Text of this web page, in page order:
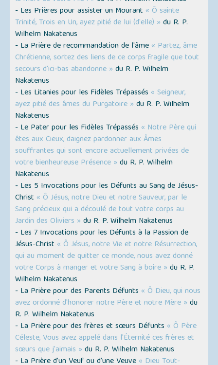
- Les Prières pour assister un Mourant « Ô sainte
Trinité, Trois en Un, ayez pitié de lui (d'elle) » du R. P.
Wilhelm Nakatenus
- La Prière de recommandation de l'âme « Partez, âme
Chrétienne, sortez des liens de ce corps fragile que tout
secours d'ici-bas abandonne » du R. P. Wilhelm
Nakatenus
- Les Litanies pour les Fidèles Trépassés « Seigneur,
ayez pitié des âmes du Purgatoire » du R. P. Wilhelm
Nakatenus
- Le Pater pour les Fidèles Trépassés « Notre Père qui
êtes aux Cieux, daignez pardonner aux Âmes
souffrantes qui sont encore actuellement privées de
votre bienheureuse Présence » du R. P. Wilhelm
Nakatenus
- Les 5 Invocations pour les Défunts au Sang de Jésus-
Christ « Ô Jésus, notre Dieu et notre Sauveur, par le
Sang précieux qui a découlé de tout votre corps au
Jardin des Oliviers » du R. P. Wilhelm Nakatenus
- Les 7 Invocations pour les Défunts à la Passion de
Jésus-Christ « Ô Jésus, notre Vie et notre Résurrection,
qui au moment de quitter ce monde, nous avez donné
votre Corps à manger et votre Sang à boire » du R. P.
Wilhelm Nakatenus
- La Prière pour des Parents Défunts « Ô Dieu, qui nous
avez ordonné d'honorer notre Père et notre Mère » du
R. P. Wilhelm Nakatenus
- La Prière pour des frères et sœurs Défunts « Ô Père
Céleste, Vous avez appelé dans l'Éternité ces frères et
sœurs que j'aimais » du R. P. Wilhelm Nakatenus
- La Prière d’un Veuf ou d’une Veuve « Dieu Tout-